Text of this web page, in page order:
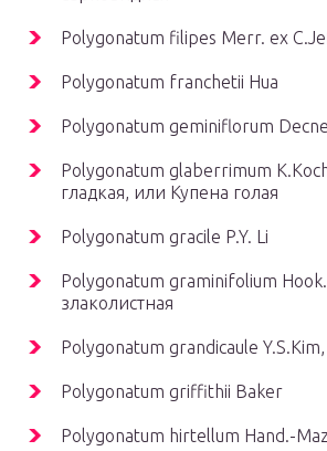
Polygonatum filipes Merr. ex
Polygonatum franchetii Hua
Polygonatum geminiflorum
Polygonatum glaberrimum
гладкая, или Купена голая
Polygonatum gracile P.Y. Li
Polygonatum graminifolium
злаколистная
Polygonatum grandicaule
Polygonatum griffithii Baker
Polygonatum hirtellum Hand.-